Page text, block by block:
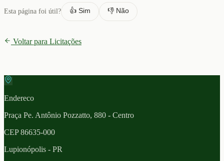
Esta página foi útil? 👍 Sim 👎 Não
Voltar para Licitações
Endereco
Praça Pe. Antônio Pozzatto, 880 - Centro
CEP86635-000
Lupionópolis - PR